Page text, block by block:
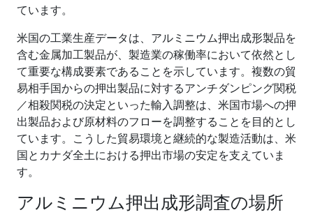
ています。
米国の工業生産データは、アルミニウム押出成形製品を
含む金属加工製品が、製造業の稼働率において依然とし
て重要な構成要素であることを示しています。複数の貿
易相手国からの押出製品に対するアンチダンピング関税
／相殺関税の決定といった輸入調整は、米国市場への押
出製品および原材料のフローを調整することを目的とし
ています。こうした貿易環境と継続的な製造活動は、米
国とカナダ全土における押出市場の安定を支えていま
す。
アルミニウム押出成形調査の場所